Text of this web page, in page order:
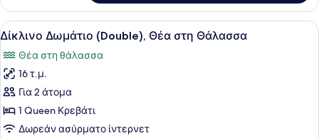
Δίκλινο
Δωμάτιο
(Double)
terrazza
in
Προβολή
όλων
των
φωτογραφιών
για
Δίκλινο
Δωμάτιο
Ένα υπνοδωμάτιο με ένα κρεβάτι,
8
Δίκλινο Δωμάτιο (Double), Θέα στη Θάλασσα
Θέα στη θάλασσα
16 τ.μ.
Για 2 άτομα
1 Queen Κρεβάτι
Δωρεάν ασύρματο ίντερνετ